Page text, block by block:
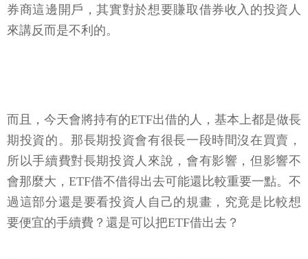
券商這邊開戶，其實對於想要賺取借券收入的投資人
來講反而是不利的。
而且，今天會將持有的ETF出借的人，基本上都是做長
期投資的。那長期投資會有很長一段時間沒在買賣，
所以手續費對長期投資人來說，會有影響，但影響不
會那麼大，ETF借不借得出去可能還比較重要一點。不
過這部分還是要看投資人自己的規畫，究竟是比較想
要便宜的手續費？還是可以把ETF借出去？